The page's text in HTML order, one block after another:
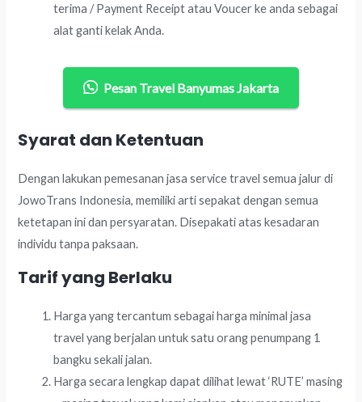
terima / Payment Receipt atau Voucer ke anda sebagai
alat ganti kelak Anda.
Pesan Travel Banyumas Jakarta
Syarat dan Ketentuan
Dengan lakukan pemesanan jasa service travel semua jalur di
JowoTrans Indonesia, memiliki arti sepakat dengan semua
ketetapan ini dan persyaratan. Disepakati atas kesadaran
individu tanpa paksaan.
Tarif yang Berlaku
Harga yang tercantum sebagai harga minimal jasa
travel yang berjalan untuk satu orang penumpang 1
bangku sekali jalan.
Harga secara lengkap dapat dilihat lewat ‘RUTE’ masing